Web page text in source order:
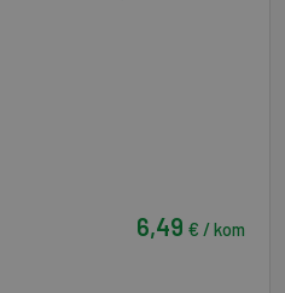
6,49 € / kom